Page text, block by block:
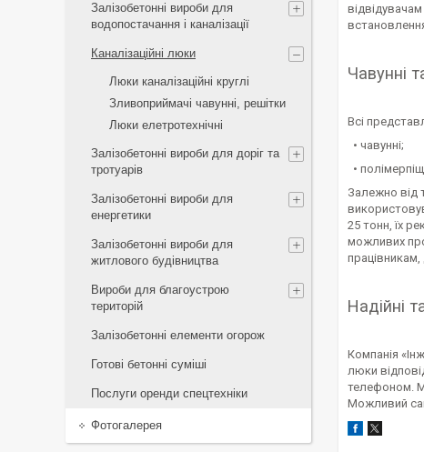
Чавунні
Всі
• чавунні;
•
Залежно від
25 тонн, їх
можливих
працівникам,
Надійні
Компанія
люки
телефоном.
Можливий
Залізобетонні вироби для
водопостачання і каналізації
Каналізаційні люки
Люки каналізаційні круглі
Зливоприймачі чавунні, решітки
Люки елетротехнічні
Залізобетонні вироби для доріг та
тротуарів
Залізобетонні вироби для
енергетики
Залізобетонні вироби для
житлового будівництва
Вироби для благоустрою
територій
Залізобетонні елементи огорож
Готові бетонні суміші
Послуги оренди спецтехніки
Фотогалерея